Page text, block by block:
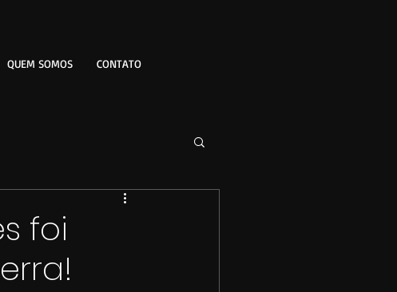
QUEM SOMOS CONTATO
foi